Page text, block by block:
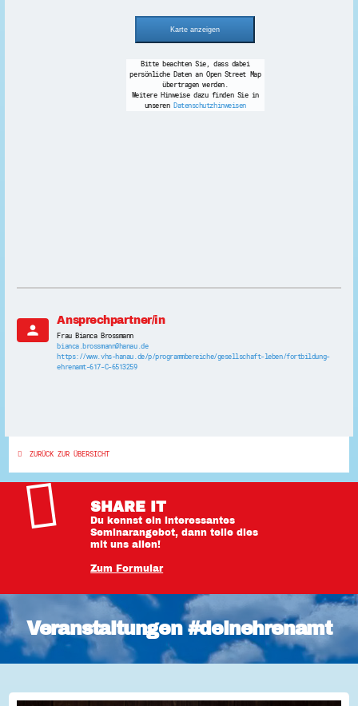
Bitte beachten Sie, dass dabei
persönliche Daten an Open Street Map
übertragen werden.
Weitere Hinweise dazu finden Sie in
unseren Datenschutzhinweisen
person
Ansprechpartner/in
Frau Bianca Brossmann
bianca.brossmann@hanau.de
https://www.vhs-hanau.de/p/programmbereiche/gesellschaft-leben/fortbildung-
ehrenamt-617-C-6513259
ZURÜCK ZUR ÜBERSICHT
SHARE IT
Du kennst ein interessantes
Seminarangebot, dann teile dies
mit uns allen!
Zum Formular
Veranstaltungen #deinehrenamt